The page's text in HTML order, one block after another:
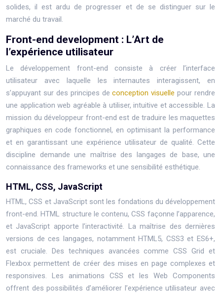
solides, il est ardu de progresser et de se distinguer sur le
marché du travail.
Front-end development : L’Art de
l’expérience utilisateur
Le développement front-end consiste à créer l’interface
utilisateur avec laquelle les internautes interagissent, en
s’appuyant sur des principes deconception visuelle pour rendre
une application web agréable à utiliser, intuitive et accessible. La
mission du développeur front-end est de traduire les maquettes
graphiques en code fonctionnel, en optimisant la performance
et en garantissant une expérience utilisateur de qualité. Cette
discipline demande une maîtrise des langages de base, une
connaissance des frameworks et une sensibilité esthétique.
HTML, CSS, JavaScript
HTML, CSS et JavaScript sont les fondations du développement
front-end. HTML structure le contenu, CSS façonne l’apparence,
et JavaScript apporte l’interactivité. La maîtrise des dernières
versions de ces langages, notamment HTML5, CSS3 et ES6+,
est cruciale. Des techniques avancées comme CSS Grid et
Flexbox permettent de créer des mises en page complexes et
responsives. Les animations CSS et les Web Components
offrent des possibilités d’améliorer l’expérience utilisateur avec